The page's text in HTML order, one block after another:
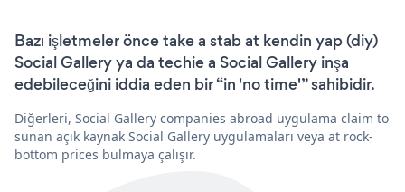
Bazı işletmeler önce take a stab at kendin yap (diy)
Social Gallery ya da techie a Social Gallery inşa
edebileceğini iddia eden bir “in 'no time'” sahibidir.
Diğerleri, Social Gallery companies abroad uygulama claim to
sunan açık kaynak Social Gallery uygulamaları veya at rock-
bottom prices bulmaya çalışır.